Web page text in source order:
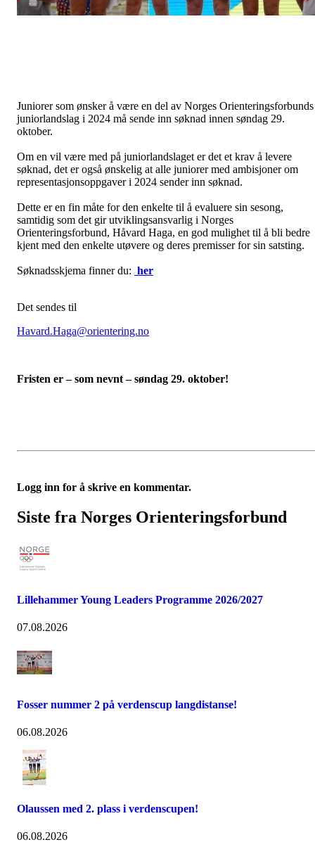
Juniorer som ønsker å være en del av Norges Orienteringsforbunds
juniorlandslag i 2024 må sende inn søknad innen søndag 29.
oktober.
Om en vil være med på juniorlandslaget er det et krav å levere
søknad, det er også ønskelig at alle juniorer med ambisjoner om
representasjonsoppgaver i 2024 sender inn søknad.
Dette er en fin måte for den enkelte til å evaluere sin sesong,
samtidig som det gir utviklingsansvarlig i Norges
Orienteringsforbund, Håvard Haga, en god mulighet til å bli bedre
kjent med den enkelte utøvere og deres premisser for sin satsting.
Søknadsskjema finner du: her
Det sendes til
Havard.Haga@orientering.no
Fristen er – som nevnt – søndag 29. oktober!
Logg inn for å skrive en kommentar.
Siste fra Norges Orienteringsforbund
Lillehammer Young Leaders Programme 2026/2027
07.08.2026
Fosser nummer 2 på verdenscup langdistanse!
06.08.2026
Olaussen med 2. plass i verdenscupen!
06.08.2026